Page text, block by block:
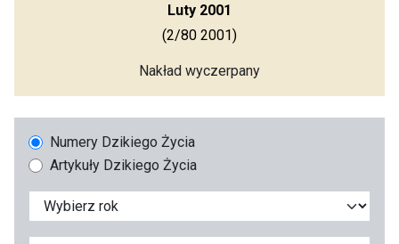
Luty 2001
(2/80 2001)
Nakład wyczerpany
Numery Dzikiego Życia
Artykuły Dzikiego Życia